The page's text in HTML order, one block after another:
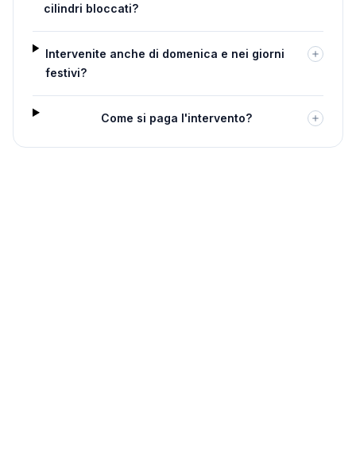
cilindri bloccati?
Intervenite anche di domenica e nei giorni
festivi?
Come si paga l'intervento?